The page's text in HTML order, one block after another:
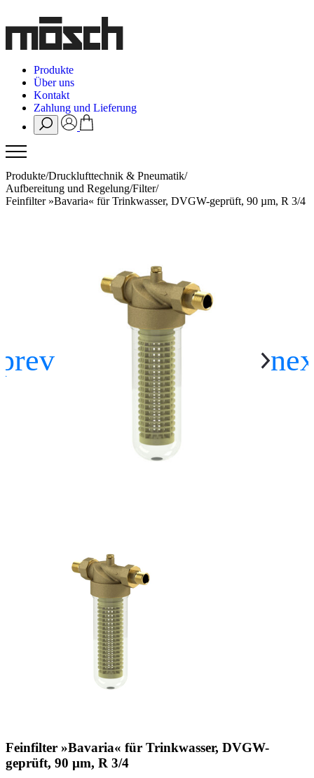
Produkte
Über uns
Kontakt
Zahlung und Lieferung
Produkte/Drucklufttechnik & Pneumatik/
Aufbereitung und Regelung/Filter/
Feinfilter »Bavaria« für Trinkwasser, DVGW-geprüft, 90 µm, R 3/4
Feinfilter »Bavaria« für Trinkwasser, DVGW-
geprüft, 90 µm, R 3/4